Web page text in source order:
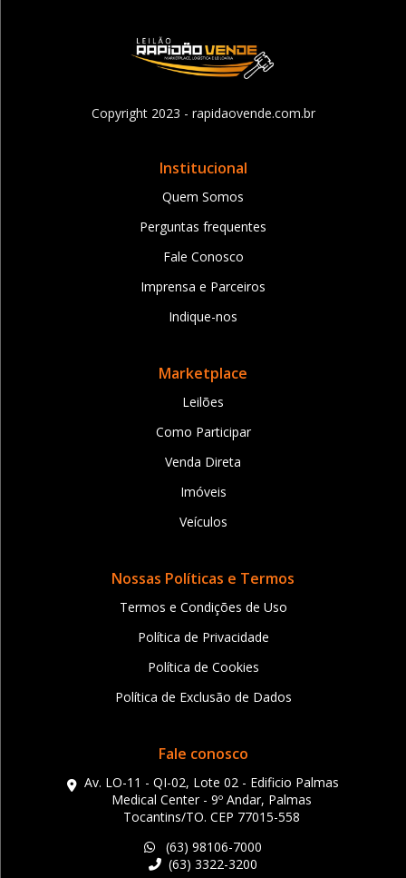
Copyright 2023 - rapidaovende.com.br
Institucional
Quem Somos
Perguntas frequentes
Fale Conosco
Imprensa e Parceiros
Indique-nos
Marketplace
Leilões
Como Participar
Venda Direta
Imóveis
Veículos
Nossas Políticas e Termos
Termos e Condições de Uso
Política de Privacidade
Política de Cookies
Política de Exclusão de Dados
Fale conosco
Av. LO-11 - QI-02, Lote 02 - Edificio Palmas
Medical Center - 9º Andar, Palmas
Tocantins/TO. CEP 77015-558
(63) 98106-7000
(63) 3322-3200